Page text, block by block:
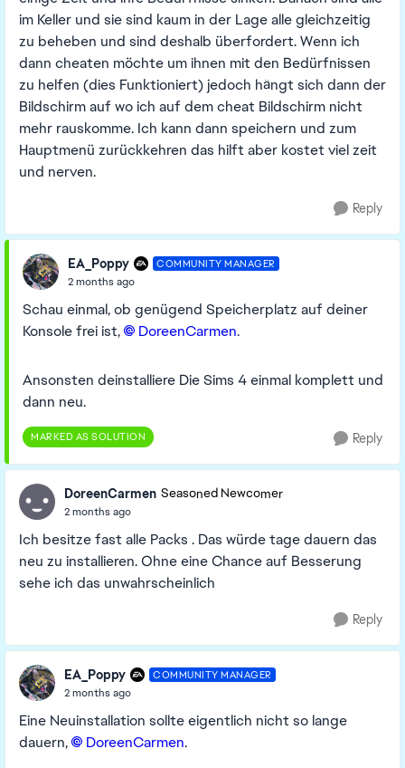
im Keller und sie sind kaum in der Lage alle gleichzeitig
zu beheben und sind deshalb überfordert. Wenn ich
dann cheaten möchte um ihnen mit den Bedürfnissen
zu helfen (dies Funktioniert) jedoch hängt sich dann der
Bildschirm auf wo ich auf dem cheat Bildschirm nicht
mehr rauskomme. Ich kann dann speichern und zum
Hauptmenü zurückkehren das hilft aber kostet viel zeit
und nerven.
Reply
EA_Poppy COMMUNITY MANAGER
2 months ago
Schau einmal, ob genügend Speicherplatz auf deiner
Konsole frei ist,
DoreenCarmen​.
Ansonsten deinstalliere Die Sims 4 einmal komplett und
dann neu.
MARKED AS SOLUTION Reply
DoreenCarmen Seasoned Newcomer
2 months ago
Ich besitze fast alle Packs . Das würde tage dauern das
neu zu installieren. Ohne eine Chance auf Besserung
sehe ich das unwahrscheinlich
Reply
EA_Poppy COMMUNITY MANAGER
2 months ago
Eine Neuinstallation sollte eigentlich nicht so lange
dauern,
DoreenCarmen​.